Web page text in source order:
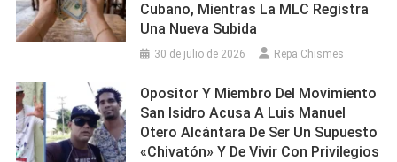
Cubano, Mientras La MLC Registra
Una Nueva Subida
30 de julio de 2026 Repa Chismes
Opositor Y Miembro Del Movimiento
San Isidro Acusa A Luis Manuel
Otero Alcántara De Ser Un Supuesto
«chivatón» Y De Vivir Con Privilegios